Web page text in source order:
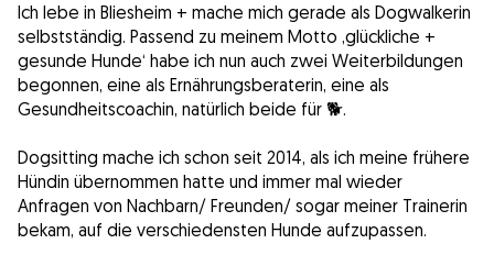
Ich lebe in Bliesheim + mache mich gerade als Dogwalkerin
selbstständig. Passend zu meinem Motto ‚glückliche +
gesunde Hunde‘ habe ich nun auch zwei Weiterbildungen
begonnen, eine als Ernährungsberaterin, eine als
Gesundheitscoachin, natürlich beide für 🐕.
Dogsitting mache ich schon seit 2014, als ich meine frühere
Hündin übernommen hatte und immer mal wieder
Anfragen von Nachbarn/ Freunden/ sogar meiner Trainerin
bekam, auf die verschiedensten Hunde aufzupassen.